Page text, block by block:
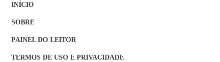
INÍCIO
SOBRE
PAINEL DO LEITOR
TERMOS DE USO E PRIVACIDADE